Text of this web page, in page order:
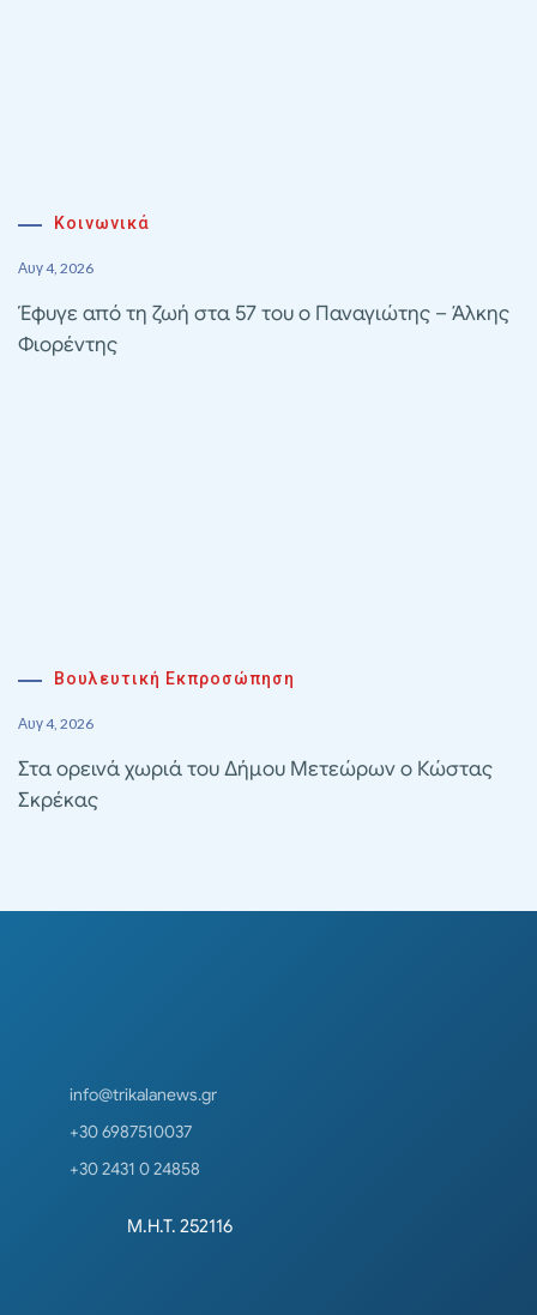
Κοινωνικά
Αυγ 4, 2026
Έφυγε από τη ζωή στα 57 του ο Παναγιώτης – Άλκης
Φιορέντης
Βουλευτική Εκπροσώπηση
Αυγ 4, 2026
Στα ορεινά χωριά του Δήμου Μετεώρων ο Κώστας
Σκρέκας
info@trikalanews.gr
+30 6987510037
+30 2431 0 24858
Μ.Η.Τ. 252116